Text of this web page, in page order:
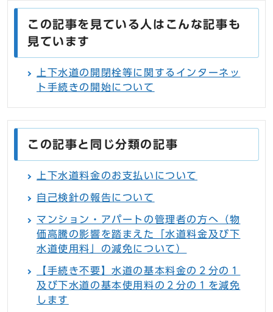
この記事を見ている人はこんな記事も
見ています
上下水道の開閉栓等に関するインターネッ
ト手続きの開始について
この記事と同じ分類の記事
上下水道料金のお支払いについて
自己検針の報告について
マンション・アパートの管理者の方へ（物
価高騰の影響を踏まえた「水道料金及び下
水道使用料」の減免について）
【手続き不要】水道の基本料金の２分の１
及び下水道の基本使用料の２分の１を減免
します